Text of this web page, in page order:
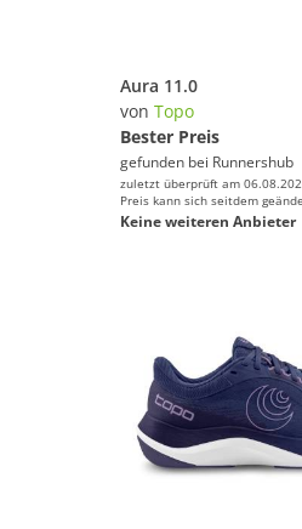
Aura 11.0
von Topo
Bester Preis
gefunden bei Runnershub
zuletzt überprüft am
Preis kann sich seitdem
Keine weiteren Anbieter